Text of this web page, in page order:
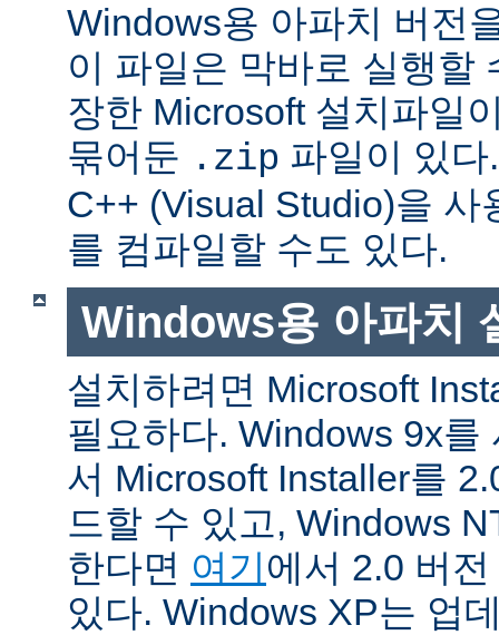
Windows용 아파치 버전
이 파일은 막바로 실행할
장한 Microsoft 설치파일
묶어둔 .zip 파일이 있
C++ (Visual Studio)을 사
를 컴파일할 수도 있다.
Windows용 아파치
설치하려면 Microsoft
필요하다. Windows 9x
서 Microsoft Installer를
드할 수 있고, Windows
한다면 여기 에서 2.0 버
있다. Windows XP는 업